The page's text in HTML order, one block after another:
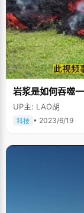
岩浆是如何吞噬
UP主: LAO胡
科技 • 2023/6/19